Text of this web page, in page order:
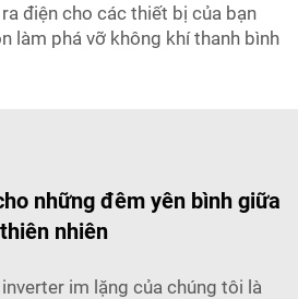
điện cho các thiết bị của bạn
làm phá vỡ không khí thanh bình
những đêm yên bình giữa
thiên nhiên
im lặng của chúng tôi là